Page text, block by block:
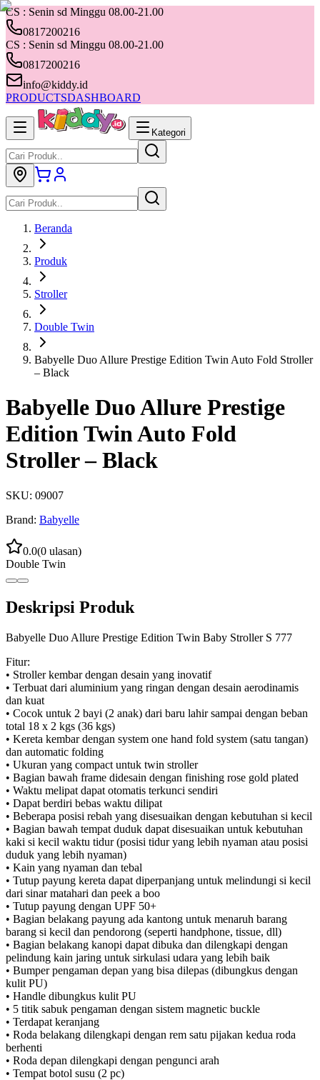
CS : Senin sd Minggu 08.00-21.00
0817200216
CS : Senin sd Minggu 08.00-21.00
0817200216
info@kiddy.id
PRODUCTSDASHBOARD
Kategori
Beranda
Produk
Stroller
Double Twin
Babyelle Duo Allure Prestige Edition Twin Auto Fold Stroller
– Black
Babyelle Duo Allure Prestige
Edition Twin Auto Fold
Stroller – Black
SKU: 09007
Brand: Babyelle
0.0(0 ulasan)
Double Twin
Deskripsi Produk
Babyelle Duo Allure Prestige Edition Twin Baby Stroller S 777
Fitur:
• Stroller kembar dengan desain yang inovatif
• Terbuat dari aluminium yang ringan dengan desain aerodinamis
dan kuat
• Cocok untuk 2 bayi (2 anak) dari baru lahir sampai dengan beban
total 18 x 2 kgs (36 kgs)
• Kereta kembar dengan system one hand fold system (satu tangan)
dan automatic folding
• Ukuran yang compact untuk twin stroller
• Bagian bawah frame didesain dengan finishing rose gold plated
• Waktu melipat dapat otomatis terkunci sendiri
• Dapat berdiri bebas waktu dilipat
• Beberapa posisi rebah yang disesuaikan dengan kebutuhan si kecil
• Bagian bawah tempat duduk dapat disesuaikan untuk kebutuhan
kaki si kecil waktu tidur (posisi tidur yang lebih nyaman atau posisi
duduk yang lebih nyaman)
• Kain yang nyaman dan tebal
• Tutup payung kereta dapat diperpanjang untuk melindungi si kecil
dari sinar matahari dan peek a boo
• Tutup payung dengan UPF 50+
• Bagian belakang payung ada kantong untuk menaruh barang
barang si kecil dan pendorong (seperti handphone, tissue, dll)
• Bagian belakang kanopi dapat dibuka dan dilengkapi dengan
pelindung kain jaring untuk sirkulasi udara yang lebih baik
• Bumper pengaman depan yang bisa dilepas (dibungkus dengan
kulit PU)
• Handle dibungkus kulit PU
• 5 titik sabuk pengaman dengan sistem magnetic buckle
• Terdapat keranjang
• Roda belakang dilengkapi dengan rem satu pijakan kedua roda
berhenti
• Roda depan dilengkapi dengan pengunci arah
• Tempat botol susu (2 pc)